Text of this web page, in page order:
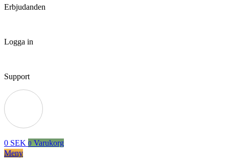
Erbjudanden
Logga in
Support
0 SEK 0 Varukorg
Meny